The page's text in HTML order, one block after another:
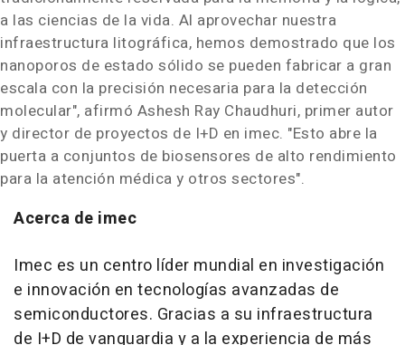
a las ciencias de la vida. Al aprovechar nuestra
infraestructura litográfica, hemos demostrado que los
nanoporos de estado sólido se pueden fabricar a gran
escala con la precisión necesaria para la detección
molecular", afirmó Ashesh Ray Chaudhuri, primer autor
y director de proyectos de I+D en imec. "Esto abre la
puerta a conjuntos de biosensores de alto rendimiento
para la atención médica y otros sectores".
Acerca de imec
Imec es un centro líder mundial en investigación
e innovación en tecnologías avanzadas de
semiconductores. Gracias a su infraestructura
de I+D de vanguardia y a la experiencia de más